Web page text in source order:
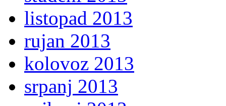
listopad 2013
rujan 2013
kolovoz 2013
srpanj 2013